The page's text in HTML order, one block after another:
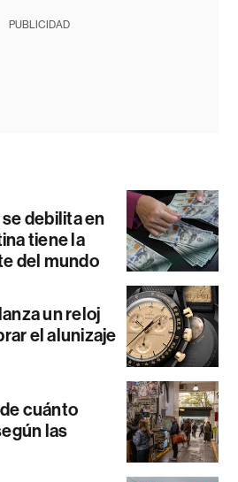
PUBLICIDAD
debilita en
tiene la
del mundo
un reloj
el alunizaje
cuánto
las